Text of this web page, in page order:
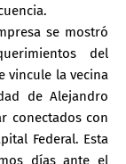
se mostró
del
vincule la vecina
de Alejandro
conectados con
Federal. Esta
días ante el